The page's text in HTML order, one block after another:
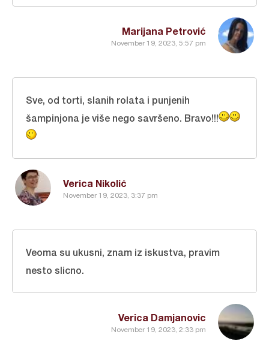
Marijana Petrović
November 19, 2023, 5:57 pm
Verica Nikolić
November 19, 2023, 3:37 pm
Sve, od torti, slanih rolata i punjenih
šampinjona je više nego savršeno. Bravo!!!
Verica Damjanovic
November 19, 2023, 2:33 pm
Veoma su ukusni, znam iz iskustva, pravim
nesto slicno.